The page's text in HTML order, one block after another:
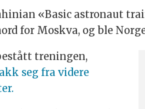
«Basic astronaut
for Moskva, og ble
treningen,
seg fra videre